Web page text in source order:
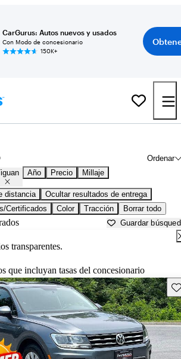
CarGurus: Autos nuevos y usados
Con Modo de concesionario
150K+
Ordenar
Año Precio Millaje
distancia
Ocultar resultados de entrega
Certificados
Color Tracción Borrar todo
Guardar
transparentes.
que incluyan tasas del concesionario